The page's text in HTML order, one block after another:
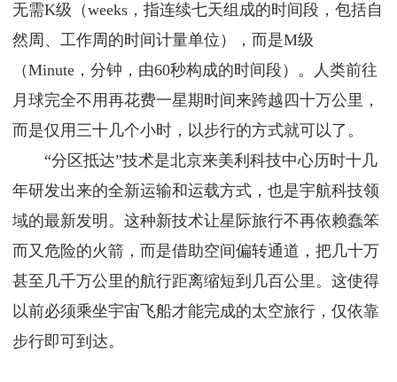
无需K级（weeks，指连续七天组成的时间段，包括自
然周、工作周的时间计量单位），而是M级
（Minute，分钟，由60秒构成的时间段）。人类前往
月球完全不用再花费一星期时间来跨越四十万公里，
而是仅用三十几个小时，以步行的方式就可以了。
“分区抵达”技术是北京来美利科技中心历时十几
年研发出来的全新运输和运载方式，也是宇航科技领
域的最新发明。这种新技术让星际旅行不再依赖蠢笨
而又危险的火箭，而是借助空间偏转通道，把几十万
甚至几千万公里的航行距离缩短到几百公里。这使得
以前必须乘坐宇宙飞船才能完成的太空旅行，仅依靠
步行即可到达。